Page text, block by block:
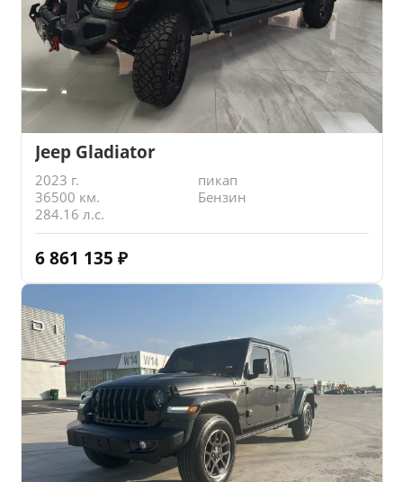
Jeep Gladiator
2023 г.
пикап
36500 км.
Бензин
284.16 л.с.
6 861 135 ₽